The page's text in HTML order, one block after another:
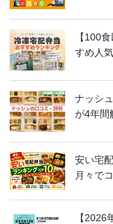
【100
すめ人
ナッシ
が4年間
安い宅
月々で
【